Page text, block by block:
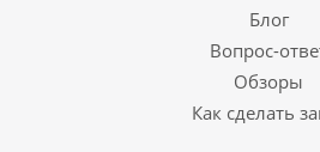
Блог
Вопрос-
Обзоры
Как сделать